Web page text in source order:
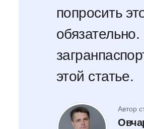
попросить
этой статье.
Автор